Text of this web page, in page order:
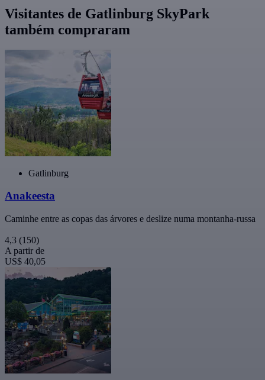
Visitantes de Gatlinburg SkyPark
também compraram
Gatlinburg
Anakeesta
Caminhe entre as copas das árvores e deslize numa montanha-russa
4,3 (150)
A partir de
US$ 40,05